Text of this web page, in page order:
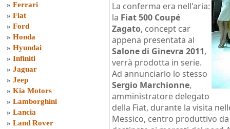
» Ferrari
» Fiat
» Ford
» Honda
» Hyundai
» Infiniti
» Jaguar
» Jeep
» Kia Motors
» Lamborghini
» Lancia
» Land Rover
La conferma era nell'aria:
la Fiat 500 Coupé
Zagato, concept car
appena presentata al
Salone di Ginevra 2011,
verrà prodotta in serie.
Ad annunciarlo lo stesso
Sergio Marchionne,
amministratore delegato
della Fiat, durante la visita
Messico, centro produttivo